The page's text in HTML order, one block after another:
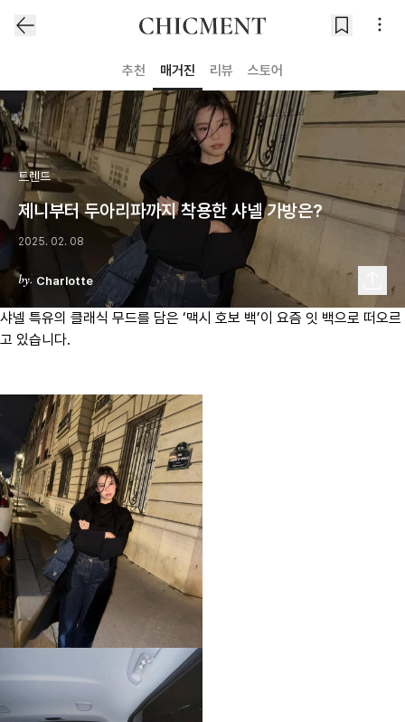
추천 매거진 리뷰 스토어
트렌드
제니부터 두아리파까지 착용한 샤넬 가방은?
2025. 02. 08
Charlotte
샤넬 특유의 클래식 무드를 담은 ‘맥시 호보 백’이 요즘 잇 백으로 떠오르
고 있습니다.